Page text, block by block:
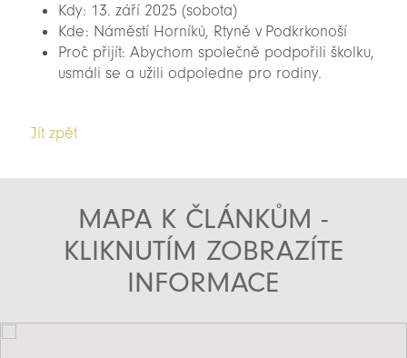
Kdy: 13. září 2025 (sobota)
Kde: Náměstí Horníků, Rtyně v Podkrkonoší
Proč přijít: Abychom společně podpořili školku,
usmáli se a užili odpoledne pro rodiny.
Jít zpět
MAPA K ČLÁNKŮM -
KLIKNUTÍM ZOBRAZÍTE
INFORMACE